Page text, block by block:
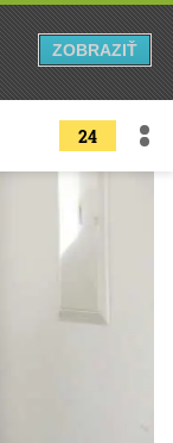
24
ZOBRAZIŤ